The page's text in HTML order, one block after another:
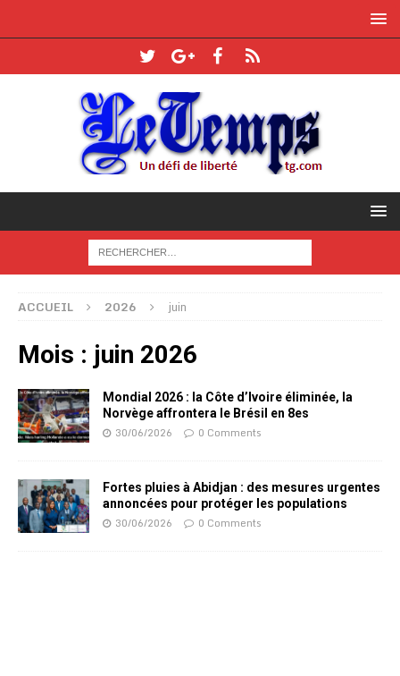
ACCUEIL 2026 juin
Mois : juin 2026
Mondial 2026 : la Côte d’Ivoire éliminée, la
Norvège affrontera le Brésil en 8es
30/06/2026 0 Comments
Fortes pluies à Abidjan : des mesures urgentes
annoncées pour protéger les populations
30/06/2026 0 Comments